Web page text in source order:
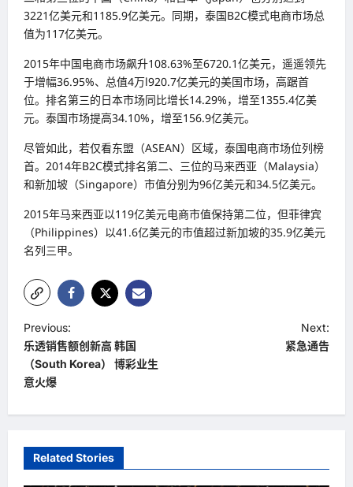
3221亿美元和1185.9亿美元。同期，泰国B2C模式电商市场总
值为117亿美元。
2015年中国电商市场飙升108.63%至6720.1亿美元，遥遥领先
于增幅36.95%、总值4万l920.7亿美元的美国市场，高踞首
位。排名第三的日本市场同比增长14.29%，增至1355.4亿美
元。泰国市场提高34.10%，增至156.9亿美元。
尽管如此，若仅看东盟（ASEAN）区域，泰国电商市场位列榜
首。2014年B2C模式排名第二、三位的马来西亚（Malaysia）
和新加坡（Singapore）市值分别为96亿美元和34.5亿美元。
2015年马来西亚以119亿美元电商市值保持第二位，但菲律宾
（Philippines）以41.6亿美元的市值超过新加坡的35.9亿美元
名列三甲。
P
o
s
a
v
Previous:
乐透销售额创新高 韩国
（South Korea） 博彩业生
意火爆
Next:
紧急通告
Related Stories